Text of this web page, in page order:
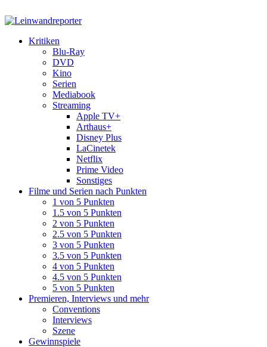
Kritiken
Blu-Ray
DVD
Kino
Serien
Mediabook
Streaming
Apple TV+
Arthaus+
Disney Plus
LaCinetek
Netflix
Prime Video
Sonstiges
Filme und Serien nach Punkten
1 von 5 Punkten
1.5 von 5 Punkten
2 von 5 Punkten
2.5 von 5 Punkten
3 von 5 Punkten
3.5 von 5 Punkten
4 von 5 Punkten
4.5 von 5 Punkten
5 von 5 Punkten
Premieren, Interviews und mehr
Conventions
Interviews
Szene
Gewinnspiele